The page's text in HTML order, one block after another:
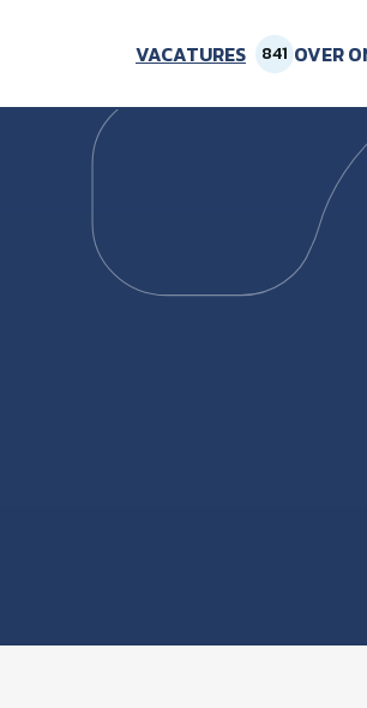
VACATURES 841 OVER